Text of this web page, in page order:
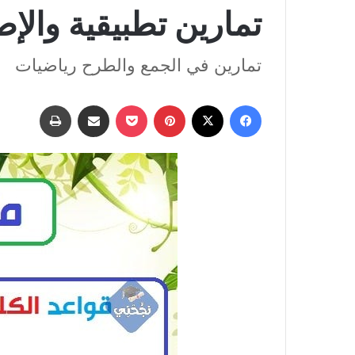
تمارين تطبيقية
تمارين في الجمع والطرح رياضيات
فيسبوك بينتيريست ‫Pocket مشاركة عبر البريد